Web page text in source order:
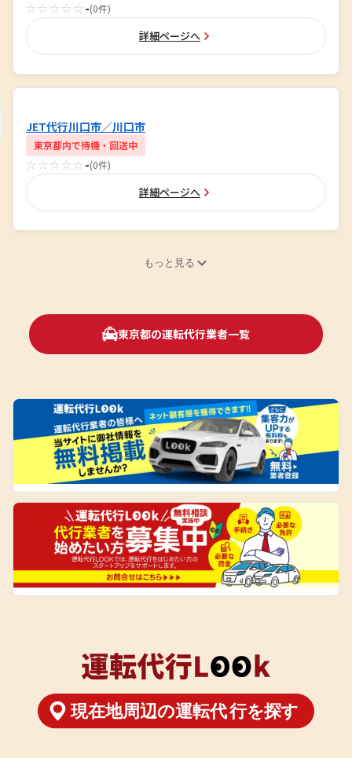
☆☆☆☆☆ -(0件)
詳細ページへ
JET代行川口市／川口市
東京都内で待機・回送中
☆☆☆☆☆ -(0件)
詳細ページへ
もっと見る
東京都の運転代行業者一覧